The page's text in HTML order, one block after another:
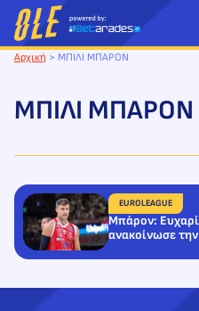
Μετάβαση
στο
περιεχόμενο
Αρχική > ΜΠΙΛΙ ΜΠΑΡΟΝ
ΜΠΙΛΙ ΜΠΑΡΟΝ
EUROLEAGUE
Μπάρον:
ανακοίνωσε